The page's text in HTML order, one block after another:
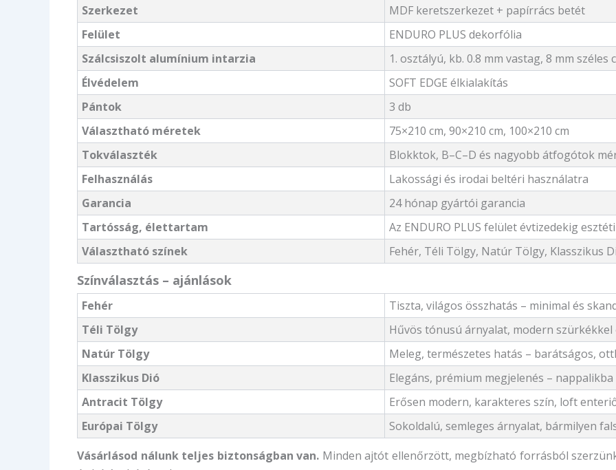
Szerkezet
MDF keretszerkezet + papírrács betét
Felület
ENDURO PLUS dekorfólia
Szálcsiszolt alumínium intarzia
1. osztályú, kb. 0.8 mm vastag, 8 mm széles
Élvédelem
SOFT EDGE élkialakítás
Pántok
3 db
Választható méretek
75×210 cm, 90×210 cm, 100×210 cm
Tokválaszték
Blokktok, B–C–D és nagyobb átfogótok
Felhasználás
Lakossági és irodai beltéri használatra
Garancia
24 hónap gyártói garancia
Tartósság, élettartam
Az ENDURO PLUS felület évtizedekig
Választható színek
Fehér, Téli Tölgy, Natúr Tölgy, Klasszikus
Színválasztás – ajánlások
Fehér
Tiszta, világos összhatás – minimal és
Téli Tölgy
Hűvös tónusú árnyalat, modern
Natúr Tölgy
Meleg, természetes hatás – barátságos,
Klasszikus Dió
Elegáns, prémium megjelenés –
Antracit Tölgy
Erősen modern, karakteres szín, loft
Európai Tölgy
Sokoldalú, semleges árnyalat, bármilyen
Vásárlásod nálunk teljes biztonságban van. Minden ajtót ellenőrzött, megbízható forrásból